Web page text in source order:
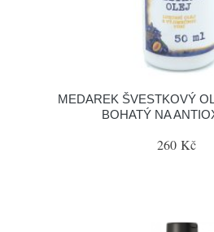
MEDAREK ŠVESTKOVÝ
BOHATÝ NA
260 Kč